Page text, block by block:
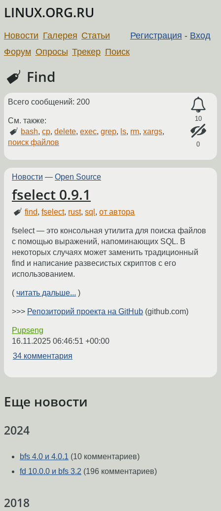
LINUX.ORG.RU
Регистрация - Вход
Новости Галерея Статьи
Форум Опросы Трекер Поиск
Find
10
0
Всего сообщений: 200
См. также:
bash,cp,delete,exec,grep, ls, rm,xargs,
поиск файлов
Новости — Open Source
fselect 0.9.1
find,fselect, rust,sql ,от автора
fselect — это консольная утилита для поиска файлов
с помощью выражений, напоминающих SQL. В
некоторых случаях может заменить традиционный
find и написание развесистых скриптов с его
использованием.
( читать дальше... )
>>> Репозиторий проекта на GitHub (github.com)
Pupseng
16.11.2025 06:46:51 +00:00
34 комментария
Еще новости
2024
bfs 4.0 и 4.0.1 (10 комментариев)
fd 10.0.0 и bfs 3.2 (196 комментариев)
2018